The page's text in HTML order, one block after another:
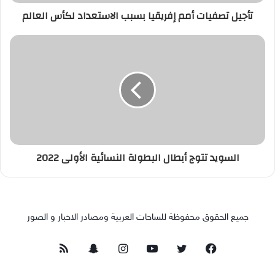
تأجيل تصفيات أمم إفريقيا بسبب الاستعداد لكأس العالم
السويد تتوج أبطال البطولة النسائية الأولى 2022
جميع الحقوق محفوظة للساحات العربية ومصادر الاخبار و الصور
فيسبوك تويتر يوتيوبانستقرامسناب ملخص